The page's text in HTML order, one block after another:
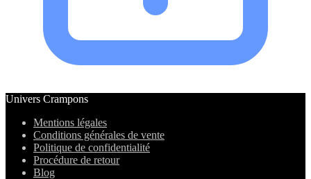
Univers Crampons
Mentions légales
Conditions générales de vente
Politique de confidentialité
Procédure de retour
Blog